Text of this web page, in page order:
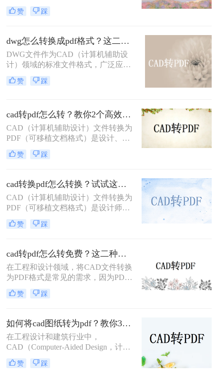
便于分享、存档或打印。那么多张cad
图纸怎么转换成pdf格式呢？本文将介
有效方法，帮助您更轻松地管理和分
发您的设计成果。
赞 踩
dwg怎么转换成pdf格式？这二种方法可以试试！
DWG文件作为CAD（计算机辅助设
计）领域的标准文件格式，广泛应用
于建筑、机械、电子等设计领域。然
而，有时我们需要将这些DWG文件
呢？本文将介绍两种将DWG转换成
PDF格式的方法。
赞 踩
cad转pdf怎么转？教你2个高效转换方法！
CAD（计算机辅助设计）文件转换为
PDF（可移植文档格式）是设计、建
筑和工程领域常见的任务。PDF格式
不仅具有高度的兼容性和可读性，还
CAD转PDF怎么转呢？本文将介绍两
种将CAD文件转换为PDF的方法。
赞 踩
cad转换pdf怎么转换？试试这二种实用方法！
CAD（计算机辅助设计）文件转换为
PDF（可移植文档格式）是设计师和
工程师在日常工作中经常遇到的需
求。PDF格式因其良好的兼容性和易
作伙伴交流的理想选择。那么cad转换
pdf怎么转换呢？本文将介绍两种将
CAD文件转换为PDF的高效方法。
赞 踩
cad转pdf怎么转免费？这二种转换方法帮你解决！
在工程和设计领域，将CAD文件转换
为PDF格式是常见的需求，因为PDF
格式便于查看、分享和打印。那么cad
转pdf怎么转免费呢？本文将介绍两种
松完成CAD转PDF的任务。
赞 踩
如何将cad图纸转为pdf？教你3种容易学会的方法!
在工程设计和建筑行业中，
CAD（Computer-Aided Design，计算
机辅助设计）图纸的共享和传输是一
项常见的需求。将CAD图纸转换为
赞 踩